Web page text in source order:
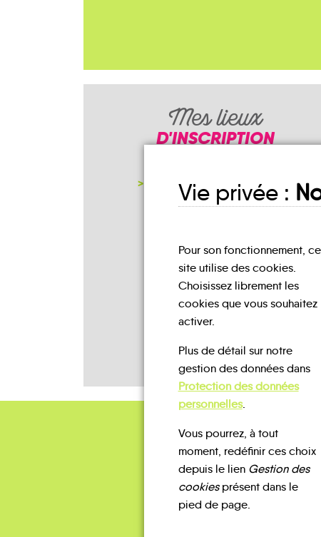
Mes lieux
D'INSCRIPTION
NOTRE PAGE D'INSCRIPTION
Vie privée :
Pour son fonctionnement, ce
site utilise des cookies.
Choisissez librement les
cookies que vous souhaitez
activer.
Plus de détail sur notre
gestion des données dans
Protection des données
personnelles.
Vous pourrez, à tout
moment, redéfinir ces choix
depuis le lien Gestion des
cookiesprésent dans le
pied de page.